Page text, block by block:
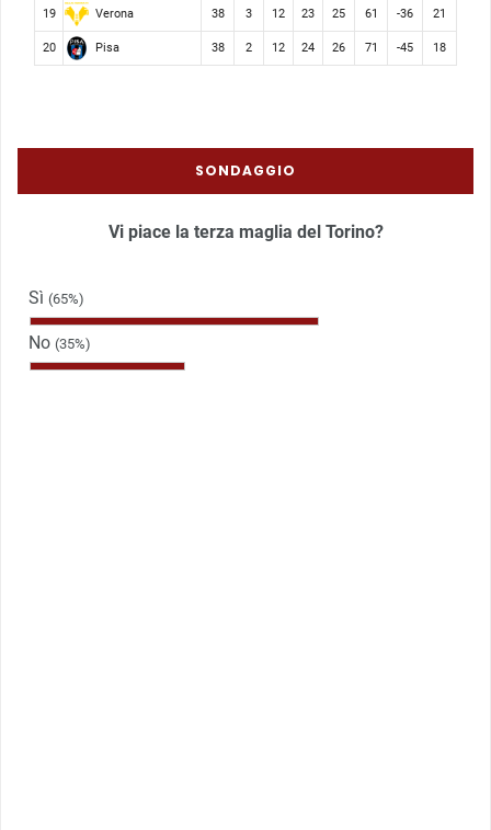
19 Verona 38 3 12 23 25 61 -36 21
20 Pisa 38 2 12 24 26 71 -45 18
SONDAGGIO
Vi piace la terza maglia del Torino?
Sì (65%)
No (35%)